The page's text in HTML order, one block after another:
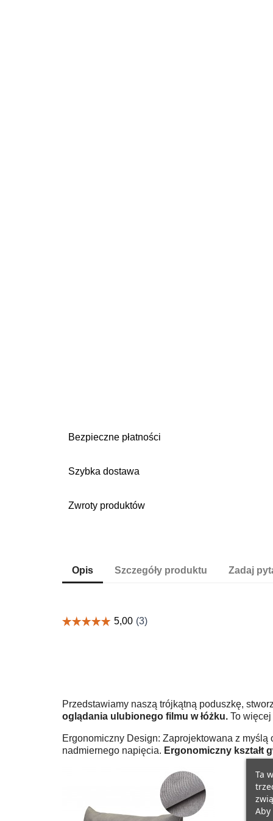
Ta
Bezpieczne płatności
Szybka dostawa
Zwroty produktów
Opis Szczegóły produktu Zadaj
Przedstawiamy naszą trójkątną poduszkę,
oglądania ulubionego filmu w łóżku. To
Ergonomiczny Design: Zaprojektowana z
nadmiernego napięcia. Ergonomiczny kształt